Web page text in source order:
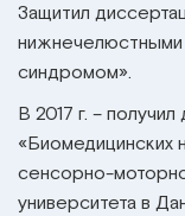
Защитил
нижнечелюстными
синдромом».
В 2017 г. –
«Биомедицинских
сенсорно-
университета в